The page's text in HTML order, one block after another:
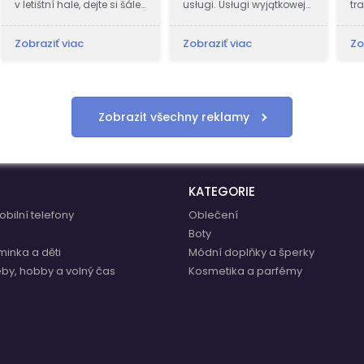
v letištní hale, dejte si šálek
začněte nakupovat s
eBoltEurope.com
Zobraziť viac
usługi. Usługi wyjątkowej
konkurencyjnych
kancelarii, oferujących
zadośćuczynienia.
Zobraziť viac
to
Zobrazit všechny reklamy
telefony
a děti
hobby a volný čas
KATEGORIE
Oblečení
Boty
Módní doplňky a šperky
Kosmetika a parfémy